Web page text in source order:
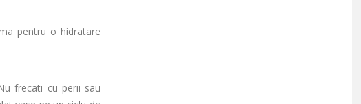
pentru o hidratare
frecati cu perii sau